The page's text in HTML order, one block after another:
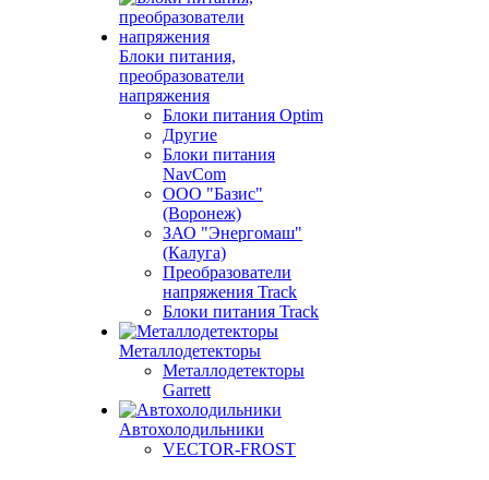
Блоки питания,
преобразователи
напряжения
Блоки питания Optim
Другие
Блоки питания
NavCom
ООО "Базис"
(Воронеж)
ЗАО "Энергомаш"
(Калуга)
Преобразователи
напряжения Track
Блоки питания Track
Металлодетекторы
Металлодетекторы
Garrett
Автохолодильники
VECTOR-FROST